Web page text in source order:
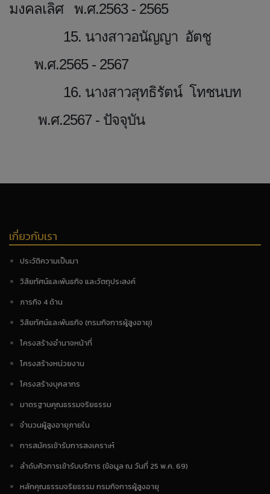
มงคลเลิศ พ.ศ.2563 - 2565
15. นางสาวอนัญญา อัตชู
พ.ศ.2565 - 2567
16. นางสาวสุทธิรัตน์ โทชนบท
พ.ศ.2567 - ปัจจุบัน
เกี่ยวกับเรา
ประวัติความเป็นมา
วิสัยทัศน์และพันธกิจ และวัตถุประสงค์
ภารกิจ 4 ด้าน
วิสัยทัศน์และพันธกิจ (กรมกิจการผู้สูงอายุ)
โครงสร้างอำนาจหน้าที่
โครงสร้างหน่วยงาน
โครงสร้างบุคลากร
มาตรฐานคุณธรรมจริยธรรม
จำนวนผู้สูงอายุภายใน
การสมัครเข้ารับการสงเคราะห์
ลำดับคิวการเข้ารับบริการ (ข้อมูล ณ วันที่ 25 พ.ค. 69)
หลักคุณธรรมจริยธรรม กรมกิจการผู้สูงอายุ